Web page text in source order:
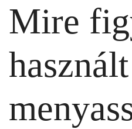
Mire
használt